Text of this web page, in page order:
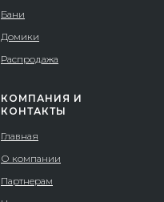
Бани
Домики
Распродажа
КОМПАНИЯ И
КОНТАКТЫ
Главная
О компании
Партнерам